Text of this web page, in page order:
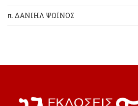
π. ΔΑΝΙΗΛ ΨΩΪΝΟΣ